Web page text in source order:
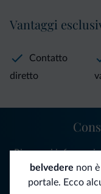
belvedere non
portale. Ecco
Vantaggi
Contatto
diretto
Riceverai